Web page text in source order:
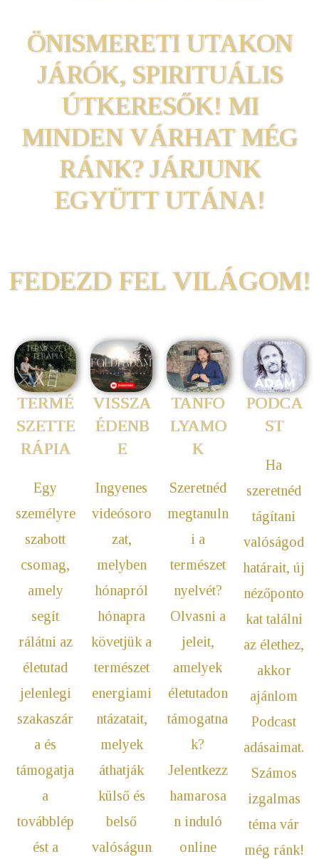
ÖNISMERETI UTAKON
JÁRÓK, SPIRITUÁLIS
ÚTKERESŐK! MI
MINDEN VÁRHAT MÉG
RÁNK? JÁRJUNK
EGYÜTT UTÁNA!
FEDEZD FEL VILÁGOM!
TERMÉ
SZETTE
RÁPIA
Egy
személyre
szabott
csomag,
amely
segít
rálátni az
életutad
jelenlegi
szakaszár
a és
támogatja
a
továbblép
ést a
VISSZA
ÉDENB
E
Ingyenes
videósoro
zat,
melyben
hónapról
hónapra
követjük a
természet
energiami
ntázatait,
melyek
áthatják
külső és
belső
valóságun
TANFO
LYAMO
K
Szeretnéd
megtanuln
i a
természet
nyelvét?
Olvasni a
jeleit,
amelyek
életutadon
támogatna
k?
Jelentkezz
hamarosa
n induló
online
PODCA
ST
Ha
szeretnéd
tágítani
valóságod
határait, új
nézőponto
kat találni
az élethez,
akkor
ajánlom
Podcast
adásaimat.
Számos
izgalmas
téma vár
még ránk!